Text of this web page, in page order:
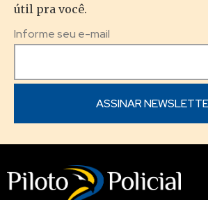
útil pra você.
Informe seu e-mail